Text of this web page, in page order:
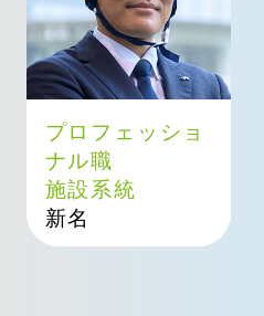
プロフェッショ
ナル職
施設系統
新名